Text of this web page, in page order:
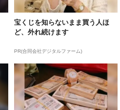
宝くじを知らないまま買う人ほ
ど、外れ続けます
PR(合同会社デジタルファーム)